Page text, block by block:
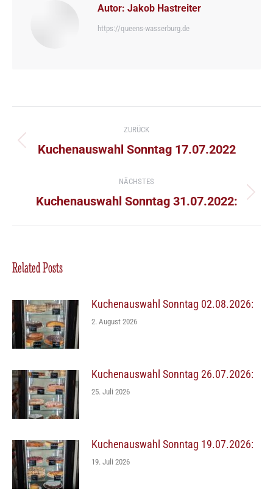
Autor: Jakob Hastreiter
https://queens-wasserburg.de
ZURÜCK
Vorheriger
Kuchenauswahl Sonntag 17.07.2022
NÄCHSTES
Nächster
Kuchenauswahl Sonntag 31.07.2022:
Related Posts
Kuchenauswahl Sonntag 02.08.2026:
2. August 2026
Kuchenauswahl Sonntag 26.07.2026:
25. Juli 2026
Kuchenauswahl Sonntag 19.07.2026:
19. Juli 2026